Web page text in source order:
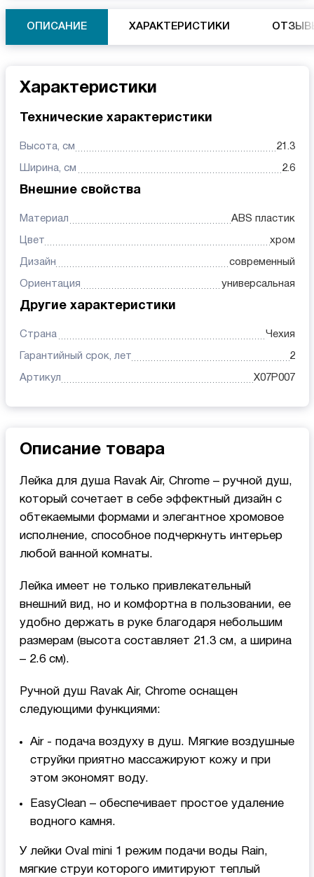
ОПИСАНИЕ ХАРАКТЕРИСТИКИ
Характеристики
Технические характеристики
Высота, см 21.3
Ширина, см 2.6
Внешние свойства
Материал ABS пластик
Цвет хром
Дизайн современный
Ориентация универсальная
Другие характеристики
Страна Чехия
Гарантийный срок, лет 2
Артикул X07P007
Описание товара
Лейка для душа Ravak Air, Chrome – ручной душ,
который сочетает в себе эффектный дизайн с
обтекаемыми формами и элегантное хромовое
исполнение, способное подчеркнуть интерьер
любой ванной комнаты.
Лейка имеет не только привлекательный
внешний вид, но и комфортна в пользовании, ее
удобно держать в руке благодаря небольшим
размерам (высота составляет 21.3 см, а ширина
– 2.6 см).
Ручной душ Ravak Air, Chrome оснащен
следующими функциями:
Air - подача воздуху в душ. Мягкие воздушные
струйки приятно массажируют кожу и при
этом экономят воду.
EasyClean – обеспечивает простое удаление
водного камня.
У лейки Oval mini 1 режим подачи воды Rain,
мягкие струи которого имитируют теплый